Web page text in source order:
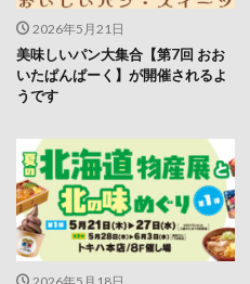
2026年5月21日
美味しいパン大集合【第7回 おお
いたぱんぱーく】が開催されるよ
うです